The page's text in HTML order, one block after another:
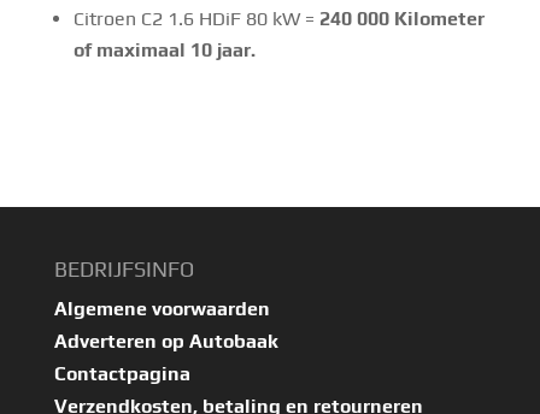
Citroen C2 1.6 HDiF 80 kW = 240 000 Kilometer
of maximaal 10 jaar.
BEDRIJFSINFO
Algemene voorwaarden
Adverteren op Autobaak
Contactpagina
Verzendkosten, betaling en retourneren